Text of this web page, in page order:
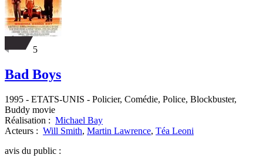
5
Bad Boys
1995 - ETATS-UNIS - Policier, Comédie, Police, Blockbuster,
Buddy movie
Réalisation : Michael Bay
Acteurs : Will Smith, Martin Lawrence, Téa Leoni
avis du public :